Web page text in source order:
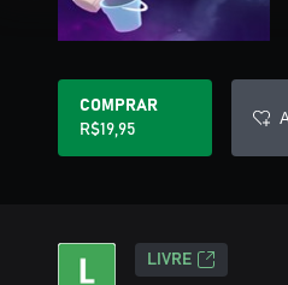
COMPRAR
R$19,95
LIVRE